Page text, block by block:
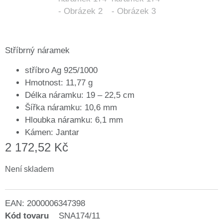
Stříbrný náramek
stříbro Ag 925/1000
Hmotnost: 11,77 g
Délka náramku: 19 – 22,5 cm
Šířka náramku: 10,6 mm
Hloubka náramku: 6,1 mm
Kámen: Jantar
2 172,52 Kč
Není skladem
EAN: 2000006347398
Kód tovaru
SNA174/11